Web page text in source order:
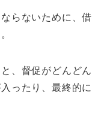
らないために、借
、督促がどんどん
ったり、最終的に